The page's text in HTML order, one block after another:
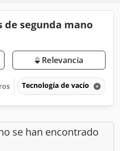
de segunda mano
Relevancia
Tecnología de vacío
se han encontrado